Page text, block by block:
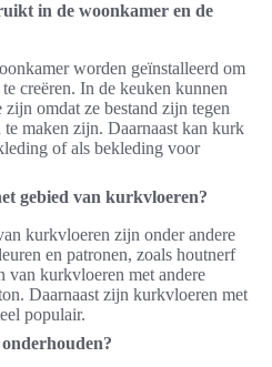
in de woonkamer en de
worden geïnstalleerd om
creëren. In de keuken kunnen
omdat ze bestand zijn tegen
maken zijn. Daarnaast kan kurk
of als bekleding voor
gebied van kurkvloeren?
kurkvloeren zijn onder andere
en patronen, zoals houtnerf
van kurkvloeren met andere
Daarnaast zijn kurkvloeren met
populair.